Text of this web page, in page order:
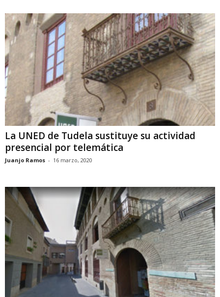
La UNED de Tudela sustituye su actividad
presencial por telemática
Juanjo Ramos - 16 marzo, 2020